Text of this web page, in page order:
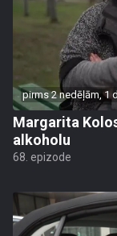
pirms 2 nedēļām, 1
Margarita
alkoholu
68. epizode